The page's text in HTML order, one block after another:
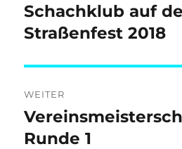
Vorheriger
Beitrag:
Schachklub auf
Straßenfest 2018
WEITER
Nächster
Beitrag:
Runde 1